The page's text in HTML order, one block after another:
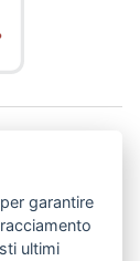
garantire
ultimi